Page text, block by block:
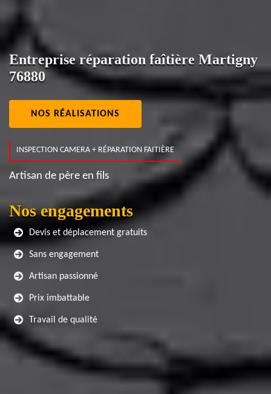
Entreprise réparation faîtière Martigny
76880
NOS RÉALISATIONS
INSPECTION CAMERA + RÉPARATION FAITIÈRE
Artisan de père en fils
Nos engagements
Devis et déplacement gratuits
Sans engagement
Artisan passionné
Prix imbattable
Travail de qualité